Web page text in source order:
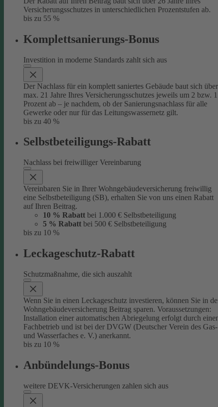
Versicherungsschutzes in unterschiedlichen Prozentstufen ab.
bis zu 55 %
Komplettsanierungs-Bonus
Investition in moderne Standards zahlt sich aus
Der Nachlass für ein komplett saniertes Gebäude baut sich über
max. 21 Jahre Ihres Versicherungsschutzes jeweils um 2 bzw. 1
Prozent ab – je nachdem, ob der Sanierungsnachlass für alle
Gewerke oder nur für das Leitungswassernetz gilt.
bis zu 40 %
Selbstbeteiligungs-Rabatt
Nachlass bei freiwilliger Vereinbarung
Vereinbaren Sie in Ihrer Wohngebäudeversicherung freiwillig
eine Selbstbeteiligung (SB), erhalten Sie von uns einen Rabatt
auf Ihren Beitrag.
10 % Rabatt bei 1.000 € Selbstbeteiligung
5 % Rabatt bei 500 € Selbstbeteiligung
bis zu 10 %
Leckageschutz-Rabatt
Schutzmaßnahme, die sich auszahlt
Wenn Sie in einen Leckageschutz investieren, können Sie in
Wohngebäudeversicherung Beitrag sparen. Voraussetzungen:
Installation einer automatischen Abriegelung erfolgt durch
Fachbetrieb und ist bei der DVGW (Deutscher Verein des Gas-
und Wasserfaches e. V.) anerkannt.
bis zu 10 %
Anbündelungs-Bonus
weitere DEVK-Versicherungen zahlen sich aus